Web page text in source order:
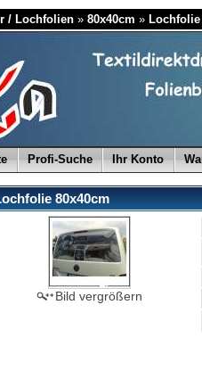
/ Lochfolien » 80x40cm »
Profi-Suche Ihr Konto
80x40cm
Bild vergrößern